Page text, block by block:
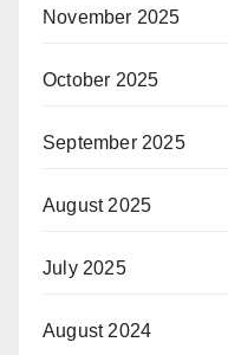
November 2025
October 2025
September 2025
August 2025
July 2025
August 2024